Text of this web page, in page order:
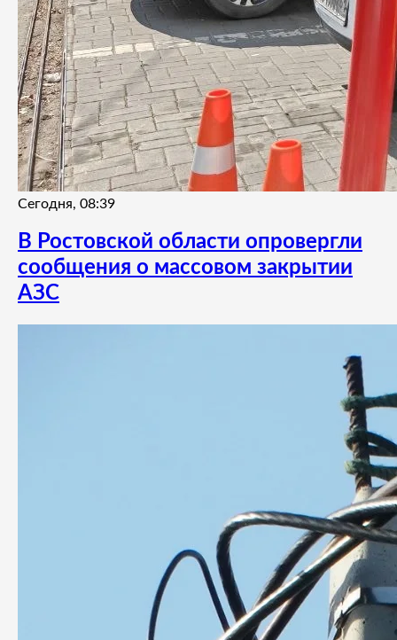
Сегодня, 08:39
В Ростовской области опровергли
сообщения о массовом закрытии
АЗС